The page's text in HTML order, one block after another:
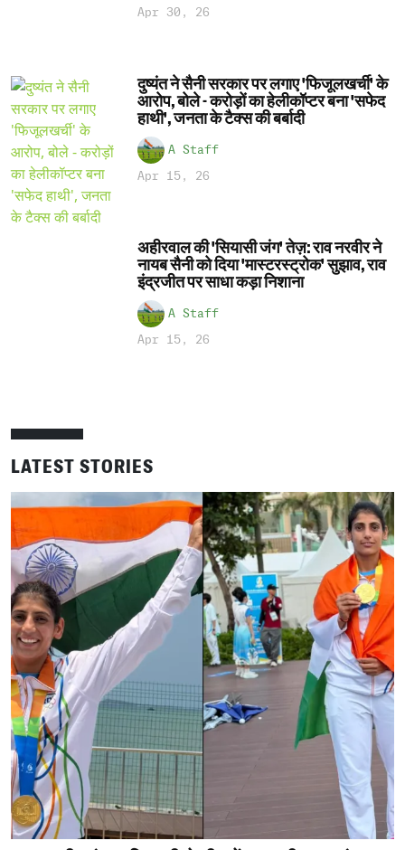
Apr 30, 26
दुष्यंत ने सैनी सरकार पर लगाए 'फिजूलखर्ची' के
आरोप, बोले - करोड़ों का हेलीकॉप्टर बना 'सफेद
हाथी', जनता के टैक्स की बर्बादी
A Staff
Apr 15, 26
अहीरवाल की 'सियासी जंग' तेज़: राव नरवीर ने
नायब सैनी को दिया 'मास्टरस्ट्रोक' सुझाव, राव
इंद्रजीत पर साधा कड़ा निशाना
A Staff
Apr 15, 26
LATEST STORIES